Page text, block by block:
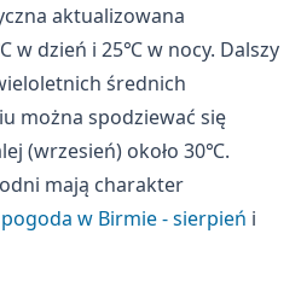
aktualizowana
w dzień i 25℃ w nocy. Dalszy
średnich
można spodziewać się
(wrzesień) około 30℃.
mają charakter
pogoda w Birmie - sierpień i